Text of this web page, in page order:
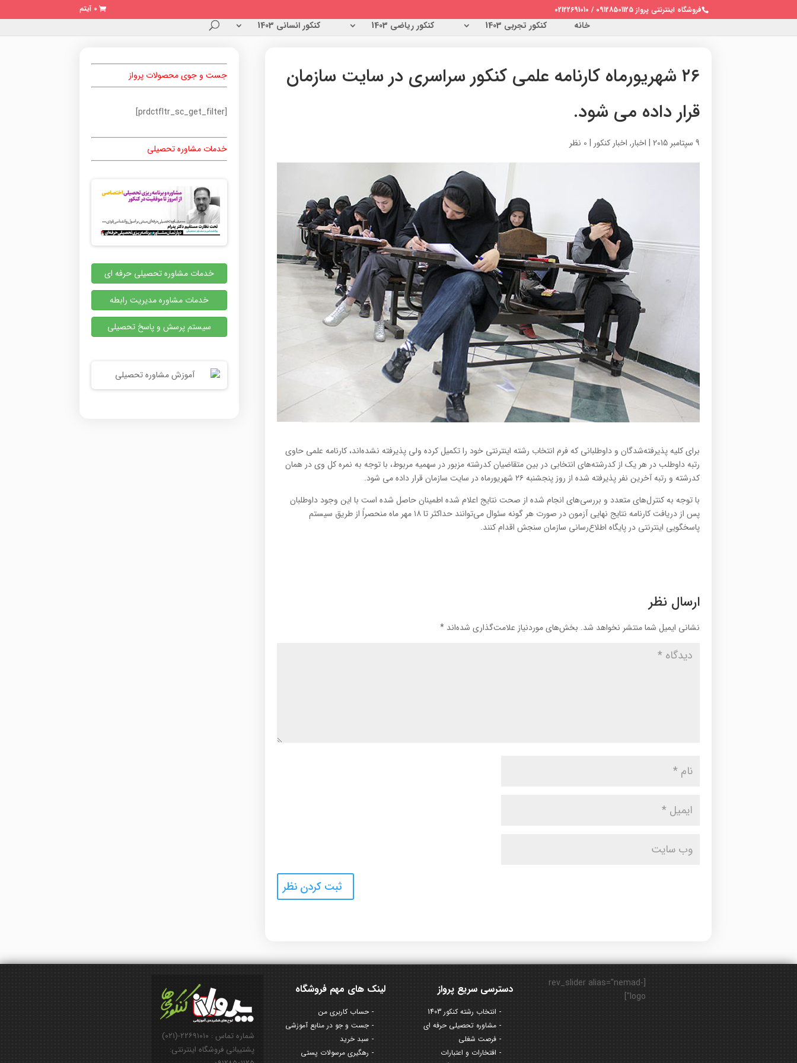
فروشگاه اینترنتی پرواز 09128501125 / 02122691010 0 آیتم
خانه کنکور تجربی 1403 کنکور ریاضی 1403 کنکور انسانی 1403
۲۶ شهریورماه کارنامه علمی کنکور سراسری در سایت سازمان
قرار داده می شود.
9 سپتامبر 2015 | اخبار, اخبار کنکور | 0 نظر
برای کلیه پذیرفته‌شدگان و داوطلبانی که فرم انتخاب‌ رشته اینترنتی خود را تکمیل کرده ولی پذیرفته نشده‌اند، کارنامه علمی حاوی
رتبه داوطلب در هر یک از کدرشته‌های انتخابی در بین متقاضیان کدرشته مزبور در سهمیه مربوط، با توجه به نمره کل وی در همان
کدرشته و رتبه آخرین نفر پذیرفته ‌شده از روز پنجشنبه ۲۶ شهریورماه در سایت سازمان قرار داده می شود.
با توجه به کنترل‌های متعدد و بررسی‌های انجام شده از صحت نتایج اعلام شده اطمینان حاصل شده است با این وجود داوطلبان
پس از دریافت کارنامه نتایج نهایی آزمون در صورت هر گونه سئوال می‌توانند حداکثر تا ۱۸ مهر ماه منحصراً از طریق سیستم
پاسخگویی اینترنتی در پایگاه اطلاع‌رسانی سازمان سنجش اقدام کنند.
ارسال نظر
نشانی ایمیل شما منتشر نخواهد شد. بخش‌های موردنیاز علامت‌گذاری شده‌اند*
جست و جوی محصولات پرواز
[prdctfltr_sc_get_filter]
خدمات مشاوره تحصیلی
خدمات مشاوره تحصیلی حرفه ای
خدمات مشاوره مدیریت رابطه
سیستم پرسش و پاسخ تحصیلی
شماره تماس : ۲۲۶۹۱۰۱۰-(۰۲۱)
پشتیبانی فروشگاه اینترنتی:
لینک های مهم فروشگاه
حساب کاربری من
جست و جو در منابع آموزشی
سبد خرید
رهگیری مرسولات پستی
دسترسی سریع پرواز
انتخاب رشته کنکور 1403
مشاوره تحصیلی حرفه ای
فرصت شغلی
افتخارات و اعتبارات
[rev_slider alias="nemad-
logo"]